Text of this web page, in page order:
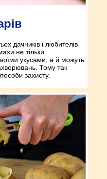
дачників і любителів
не тільки
укусами, а й можуть
Тому так
захисту.